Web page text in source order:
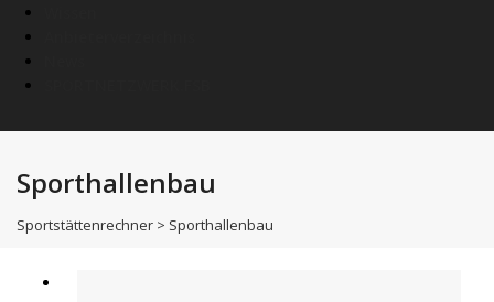
Sporthallenbau
Sportstättenrechner > Sporthallenbau